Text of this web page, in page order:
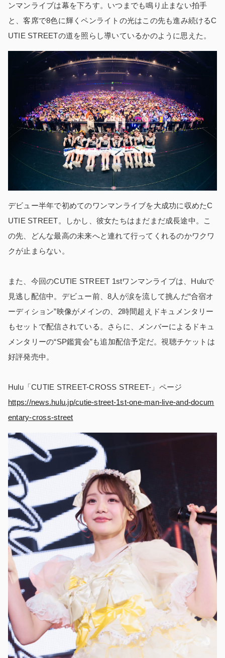
ンマンライブは幕を下ろす。いつまでも鳴り止まない拍手
と、客席で8色に輝くペンライトの光はこの先も進み続けるC
UTIE STREETの道を照らし導いているかのように思えた。
デビュー半年で初めてのワンマンライブを大成功に収めたC
UTIE STREET。しかし、彼女たちはまだまだ成長途中。こ
の先、どんな最高の未来へと連れて行ってくれるのかワクワ
クが止まらない。
また、今回のCUTIE STREET 1stワンマンライブは、Huluで
見逃し配信中。デビュー前、8人が涙を流して挑んだ“合宿オ
ーディション”映像がメインの、2時間超えドキュメンタリー
もセットで配信されている。さらに、メンバーによるドキュ
メンタリーの“SP鑑賞会”も追加配信予定だ。視聴チケットは
好評発売中。
Hulu「CUTIE STREET-CROSS STREET-」ページ
https://news.hulu.jp/cutie-street-1st-one-man-live-and-docum
entary-cross-street